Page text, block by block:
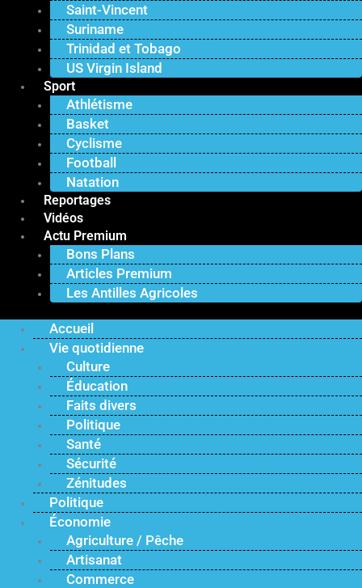
Saint-Vincent
Suriname
Trinidad et Tobago
US Virgin Island
Sport
Athlétisme
Basket
Cyclisme
Football
Natation
Reportages
Vidéos
Actu Premium
Bons Plans
Articles Premium
Les Antilles Agricoles
Accueil
Vie quotidienne
Culture
Éducation
Faits divers
Politique
Santé
Sécurité
Zénitudes
Politique
Économie
Agriculture / Pêche
Artisanat
Commerce